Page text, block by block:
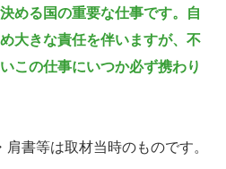
める国の重要な仕事です。自
大きな責任を伴いますが、不
この仕事にいつか必ず携わり
肩書等は取材当時のものです。